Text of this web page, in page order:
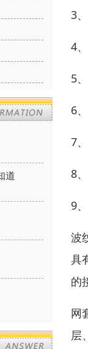
道
3
4
5
6
7
8
9
波
具
的
网
层